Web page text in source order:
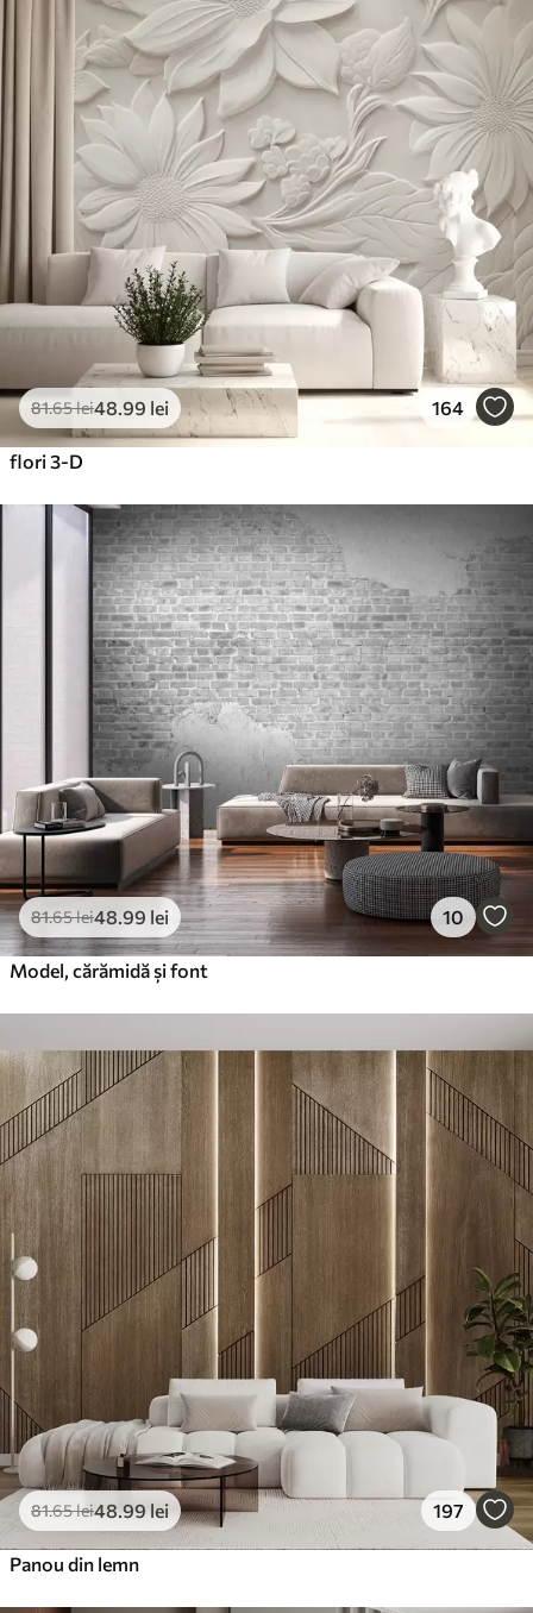
81.65lei48 .99 lei 164
flori 3-D
81.65lei48 .99 lei 10
Model, cărămidă și font
81.65lei48 .99 lei 197
Panou din lemn